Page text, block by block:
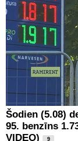
Šodien (5.08)
95. benzīns
VIDEO)
9